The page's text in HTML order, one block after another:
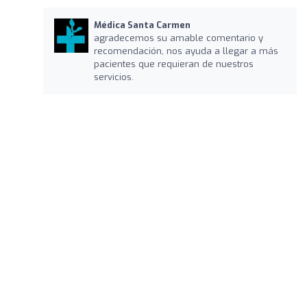
Médica Santa Carmen
agradecemos su amable comentario y
recomendación, nos ayuda a llegar a más
pacientes que requieran de nuestros
servicios.